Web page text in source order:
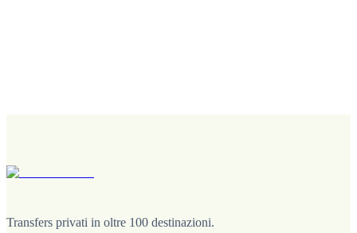
Transfers privati in oltre 100 destinazioni.